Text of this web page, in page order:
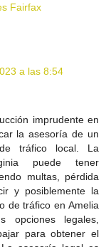
Fairfax
a las 8:54
imprudente en
la asesoría de un
tráfico local. La
puede tener
multas, pérdida
y posiblemente la
de tráfico en Amelia
opciones legales,
para obtener el